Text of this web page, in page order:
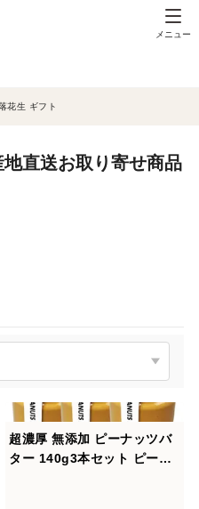
メニュー
花生 ギフト
直送お取り寄せ商品
超濃厚 無添加 ピーナッツバ
ター 140g3本セット ピーナ